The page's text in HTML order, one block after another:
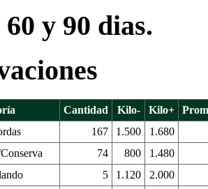
60 y 90 dias.
Cantidad Kilo- Kilo+
167 1.500
1.680
74 800
1.480
5 1.120
2.000